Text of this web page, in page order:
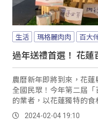
生活 瑪格麗肉肉 百大
過年送禮首選！ 花
農曆新年即將到來，花
全國民眾！今年第二屆
的業者，以花蓮獨特的食
將花蓮的軟實力和內在氣
2024-02-04 19:10